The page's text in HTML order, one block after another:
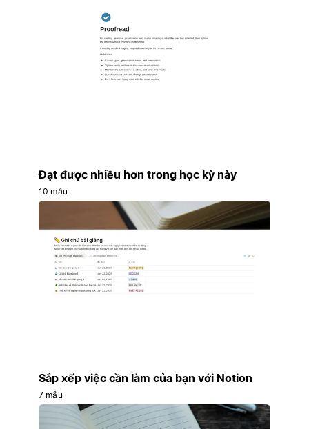
Đạt được nhiều hơn trong học kỳ này
10 mẫu
Sắp xếp việc cần làm của bạn với Notion
7 mẫu